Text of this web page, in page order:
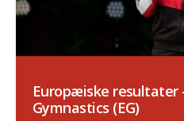
Europæiske resultater
Gymnastics (EG)